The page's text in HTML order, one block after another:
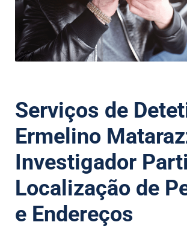
Serviços de
Ermelino
Investigador
Localização de
e Endereços